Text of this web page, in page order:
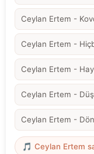
Ceylan Ertem -
Ceylan Ertem -
Ceylan Ertem -
Ceylan Ertem -
Ceylan Ertem -
🎵 Ceylan Ertem